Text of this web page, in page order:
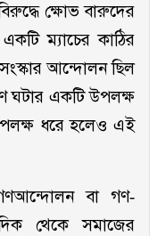
ক্ষোভ বারুদের
ম্যাচের কাঠির
আন্দোলন ছিল
ঘটার একটি উপলক্ষ
ধরে হলেও এই
বা গণ-
থেকে সমাজের